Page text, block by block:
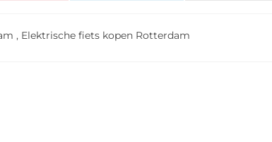
, Elektrische fiets kopen Rotterdam